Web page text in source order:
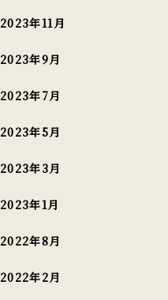
2023年11月
2023年9月
2023年7月
2023年5月
2023年3月
2023年1月
2022年8月
2022年2月